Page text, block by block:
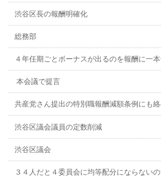
渋谷区長の報酬明確化
総務部
４年任期ごとボーナスが出るのを報酬に一本
本会議で提言
共産党さん提出の特別職報酬減額条例にも
渋谷区議会議員の定数削減
渋谷区議会
３４人だと４委員会に均等配分にならないの